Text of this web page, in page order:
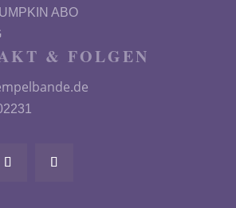
ABO
& FOLGEN